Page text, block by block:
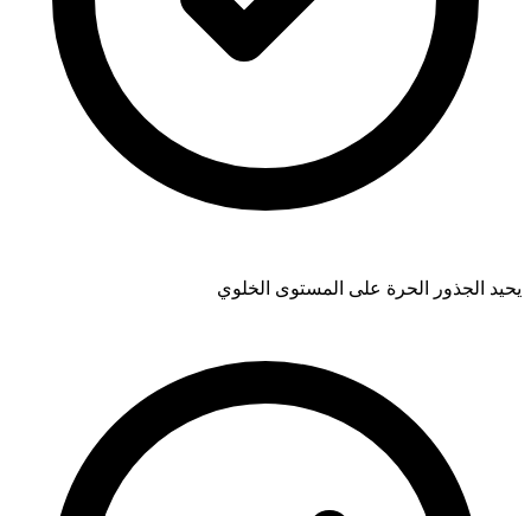
يحيد الجذور الحرة على المستوى الخلوي